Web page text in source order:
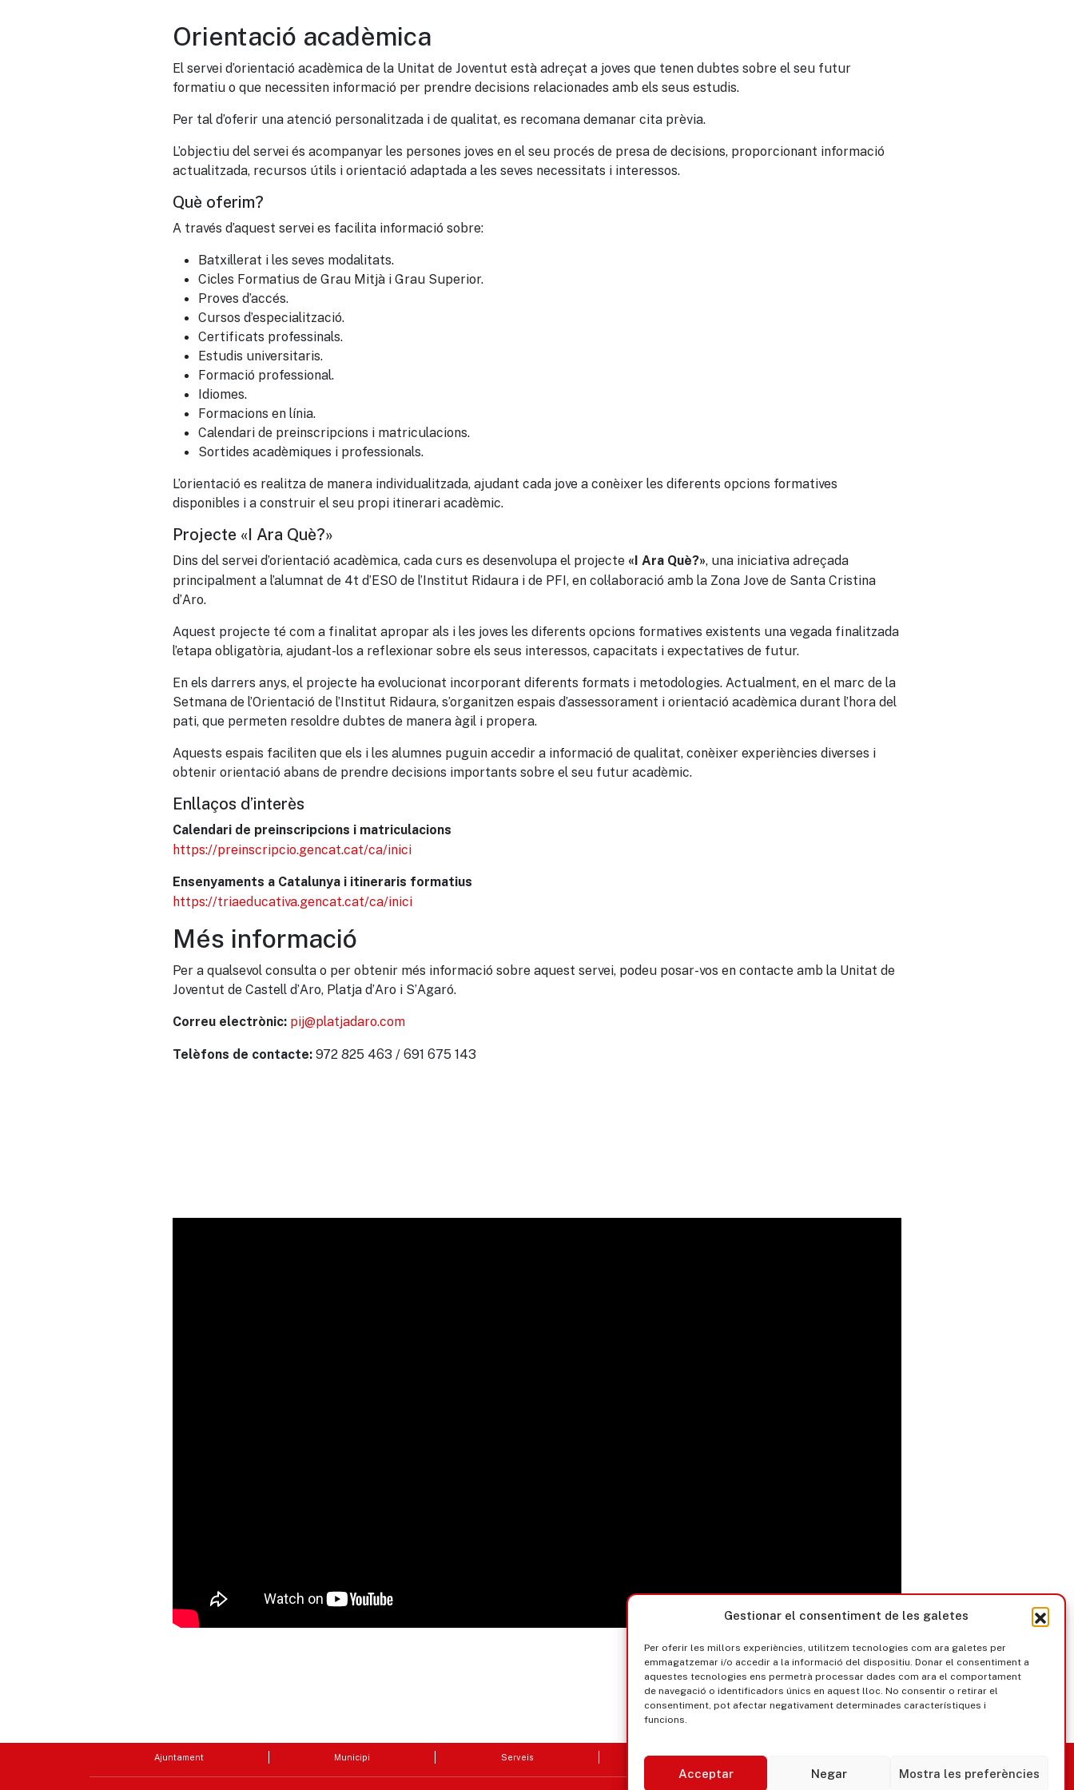
Gestionar el consentiment de les galetes
Per oferir les millors experiències, utilitzem tecnologies com ara galetes per
emmagatzemar i/o accedir a la informació del dispositiu. Donar el consentiment a
aquestes tecnologies ens permetrà processar dades com ara el comportament
de navegació o identificadors únics en aquest lloc. No consentir o retirar el
consentiment, pot afectar negativament determinades característiques i
funcions.
Acceptar Negar Mostra les preferències
Orientació acadèmica
El servei d’orientació acadèmica de la Unitat de Joventut està adreçat a joves que tenen dubtes sobre el seu futur
formatiu o que necessiten informació per prendre decisions relacionades amb els seus estudis.
Per tal d’oferir una atenció personalitzada i de qualitat, es recomana demanar cita prèvia.
L’objectiu del servei és acompanyar les persones joves en el seu procés de presa de decisions, proporcionant informació
actualitzada, recursos útils i orientació adaptada a les seves necessitats i interessos.
Què oferim?
A través d’aquest servei es facilita informació sobre:
Batxillerat i les seves modalitats.
Cicles Formatius de Grau Mitjà i Grau Superior.
Proves d’accés.
Cursos d’especialització.
Certificats professinals.
Estudis universitaris.
Formació professional.
Idiomes.
Formacions en línia.
Calendari de preinscripcions i matriculacions.
Sortides acadèmiques i professionals.
L’orientació es realitza de manera individualitzada, ajudant cada jove a conèixer les diferents opcions formatives
disponibles i a construir el seu propi itinerari acadèmic.
Projecte «I Ara Què?»
Dins del servei d’orientació acadèmica, cada curs es desenvolupa el projecte «I Ara Què?», una iniciativa adreçada
principalment a l’alumnat de 4t d’ESO de l’Institut Ridaura i de PFI, en col·laboració amb la Zona Jove de Santa Cristina
d’Aro.
Aquest projecte té com a finalitat apropar als i les joves les diferents opcions formatives existents una vegada finalitzada
l’etapa obligatòria, ajudant-los a reflexionar sobre els seus interessos, capacitats i expectatives de futur.
En els darrers anys, el projecte ha evolucionat incorporant diferents formats i metodologies. Actualment, en el marc de la
Setmana de l’Orientació de l’Institut Ridaura, s’organitzen espais d’assessorament i orientació acadèmica durant l’hora del
pati, que permeten resoldre dubtes de manera àgil i propera.
Aquests espais faciliten que els i les alumnes puguin accedir a informació de qualitat, conèixer experiències diverses i
obtenir orientació abans de prendre decisions importants sobre el seu futur acadèmic.
Enllaços d’interès
Calendari de preinscripcions i matriculacions
https://preinscripcio.gencat.cat/ca/inici
Ensenyaments a Catalunya i itineraris formatius
https://triaeducativa.gencat.cat/ca/inici
Més informació
Per a qualsevol consulta o per obtenir més informació sobre aquest servei, podeu posar-vos en contacte amb la Unitat de
Joventut de Castell d’Aro, Platja d’Aro i S’Agaró.
Correu electrònic: pij@platjadaro.com
Telèfons de contacte: 972 825 463 / 691 675 143
Ajuntament Municipi Serveis Seu electrònica